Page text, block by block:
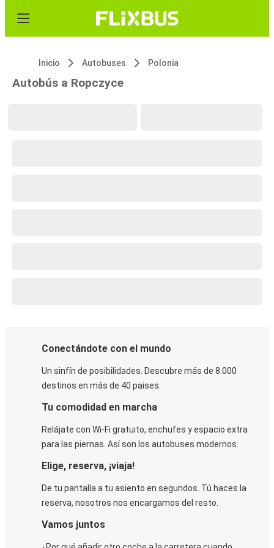
Inicio Autobuses Polonia
Autobús a Ropczyce
Conectándote con el mundo
Un sinfín de posibilidades. Descubre más de 8.000
destinos en más de 40 países.
Tu comodidad en marcha
Relájate con Wi-Fi gratuito, enchufes y espacio extra
para las piernas. Así son los autobuses modernos.
Elige, reserva, ¡viaja!
De tu pantalla a tu asiento en segundos. Tú haces la
reserva, nosotros nos encargamos del resto.
Vamos juntos